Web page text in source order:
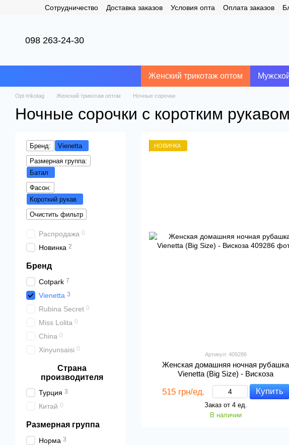
Перейти к основному контенту
Сотрудничество Доставка заказов Условия опта Оплата заказов
098 263-24-30
Женский трикотаж оптом
Opt-trikotag Женский трикотаж оптом Ночные сорочки
Ночные сорочки с коротким
НОВИНКА
Артикул: 409286
Женская домашняя ночная рубашка
Vienetta (Big Size) - Вискоза
515 грн/ед. Купить
Заказ от 4 ед.
В наличии
Бренд:
Vienetta
Размерная группа:
Батал
Фасон:
Короткий рукав
Очистить фильтр
Распродажа 0
Новинка 2
Бренд
Cotpark 7
Vienetta 3
Rubina Secret 0
Miss Lolita 0
China 0
Xinyunsaisi 0
Страна
производителя
Турция 3
Китай 0
Размерная группа
Норма 3